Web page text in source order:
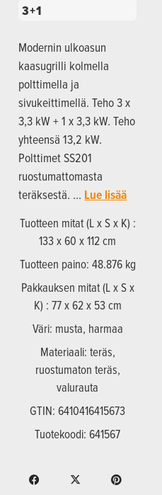
3+1
Modernin ulkoasun
kaasugrilli kolmella
polttimella ja
sivukeittimellä. Teho 3 x
3,3 kW + 1 x 3,3 kW. Teho
yhteensä 13,2 kW.
Polttimet SS201
ruostumattomasta
teräksestä. … Lue lisää
Tuotteen mitat (L x S x K) :
133 x 60 x 112 cm
Tuotteen paino: 48.876 kg
Pakkauksen mitat (L x S x
K) : 77 x 62 x 53 cm
Väri: musta, harmaa
Materiaali: teräs,
ruostumaton teräs,
valurauta
GTIN: 6410416415673
Tuotekoodi: 641567